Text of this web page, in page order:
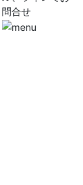
問合せ